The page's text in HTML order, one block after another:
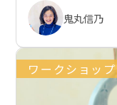
鬼丸信乃
ワークショップ